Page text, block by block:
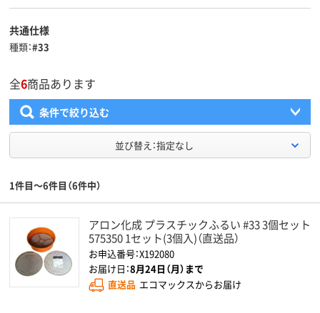
共通仕様
種類 #33
全6商品あります
条件で絞り込む
並び替え：指定なし
1件目～6件目（6件中）
アロン化成 プラスチックふるい #33 3個セット
575350 1セット(3個入)（直送品）
お申込番号：X192080
お届け日：8月24日（月）まで
直送品 エコマックスからお届け